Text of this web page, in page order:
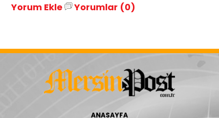
Yorum Ekle Yorumlar (0)
ANASAYFA